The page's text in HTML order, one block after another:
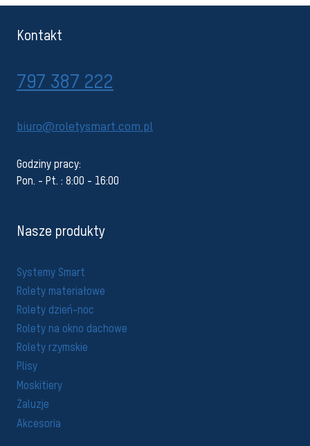
Kontakt
797 387 222
biuro@roletysmart.com.pl
Godziny pracy:
Pon. - Pt. : 8:00 - 16:00
Nasze produkty
Systemy Smart
Rolety materiałowe
Rolety dzień-noc
Rolety na okno dachowe
Rolety rzymskie
Plisy
Moskitiery
Żaluzje
Akcesoria